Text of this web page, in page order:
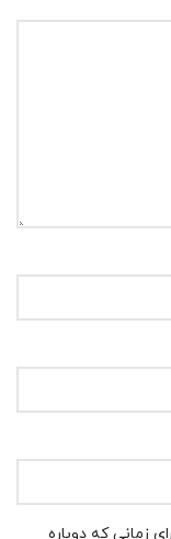
زمانی که دوباره